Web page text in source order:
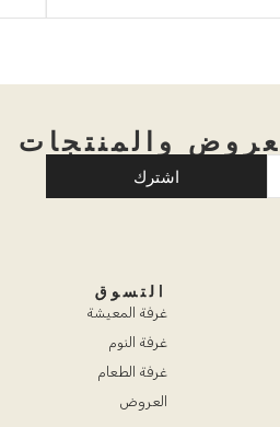
والمنتجات
اشترك
التسوق
غرفة المعيشة
غرفة النوم
غرفة الطعام
العروض